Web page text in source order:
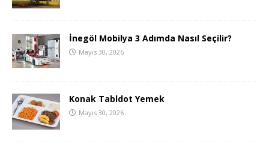
İnegöl Mobilya 3 Adımda Nasıl Seçilir?
Mayıs 30, 2026
Konak Tabldot Yemek
Mayıs 30, 2026